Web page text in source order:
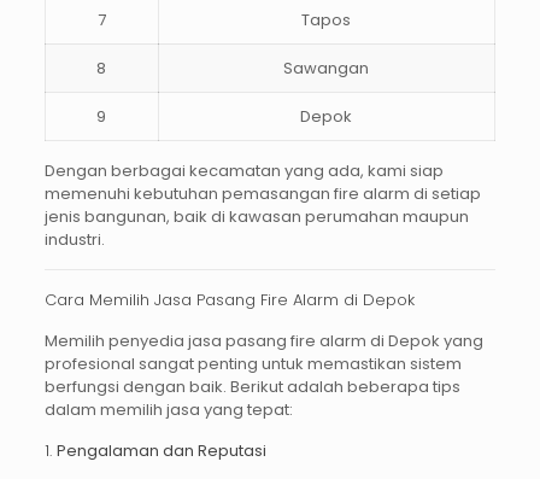
7 Tapos
8 Sawangan
9 Depok
Dengan berbagai kecamatan yang ada, kami siap
memenuhi kebutuhan pemasangan fire alarm di setiap
jenis bangunan, baik di kawasan perumahan maupun
industri.
Cara Memilih Jasa Pasang Fire Alarm di Depok
Memilih penyedia jasa pasang fire alarm di Depok yang
profesional sangat penting untuk memastikan sistem
berfungsi dengan baik. Berikut adalah beberapa tips
dalam memilih jasa yang tepat:
1. Pengalaman dan Reputasi